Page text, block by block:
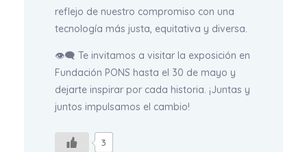
reflejo de nuestro compromiso con una
tecnología más justa, equitativa y diversa.
👁‍🗨 Te invitamos a visitar la exposición en
Fundación PONS hasta el 30 de mayo y
dejarte inspirar por cada historia. ¡Juntas y
juntos impulsamos el cambio!
3